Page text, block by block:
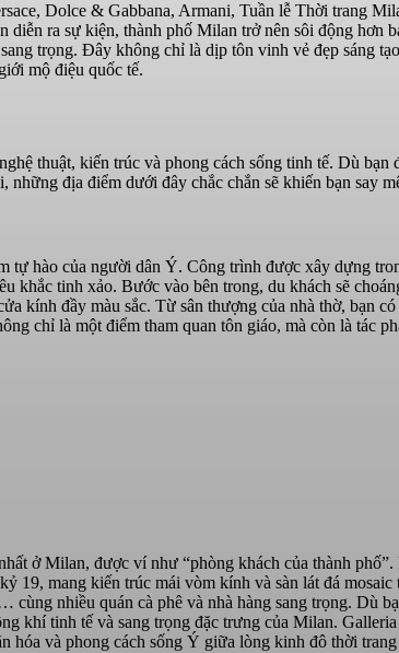
Dolce & Gabbana, Armani, Tuần lễ Thời trang
ra sự kiện, thành phố Milan trở nên sôi động hơn
trọng. Đây không chỉ là dịp tôn vinh vẻ đẹp sáng
mộ điệu quốc tế.
thuật, kiến trúc và phong cách sống tinh tế. Dù bạn
địa điểm dưới đây chắc chắn sẽ khiến bạn say
tự hào của người dân Ý. Công trình được xây dựng
khắc tinh xảo. Bước vào bên trong, du khách sẽ
kính đầy màu sắc. Từ sân thượng của nhà thờ, bạn có
chỉ là một điểm tham quan tôn giáo, mà còn là tác
ở Milan, được ví như “phòng khách của thành
19, mang kiến trúc mái vòm kính và sàn lát đá mosaic
nhiều quán cà phê và nhà hàng sang trọng. Dù
khí tinh tế và sang trọng đặc trưng của Milan.
hóa và phong cách sống Ý giữa lòng kinh đô thời